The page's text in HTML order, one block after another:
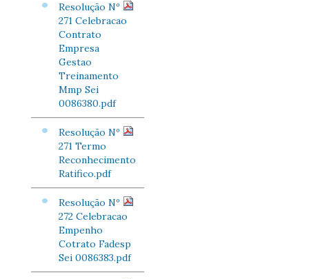
Resolução Nº
271 Celebracao
Contrato
Empresa
Gestao
Treinamento
Mmp Sei
0086380.pdf
Resolução Nº
271 Termo
Reconhecimento
Ratifico.pdf
Resolução Nº
272 Celebracao
Empenho
Cotrato Fadesp
Sei 0086383.pdf